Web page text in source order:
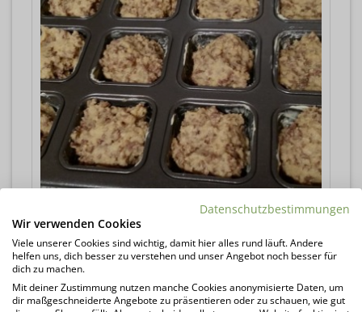
und die Masse in Förmchen füllen.
Datenschutzbestimmungen
Wir verwenden Cookies
Viele unserer Cookies sind wichtig, damit hier alles rund läuft. Andere
helfen uns, dich besser zu verstehen und unser Angebot noch besser für
dich zu machen.
Mit deiner Zustimmung nutzen manche Cookies anonymisierte Daten, um
dir maßgeschneiderte Angebote zu präsentieren oder zu schauen, wie gut